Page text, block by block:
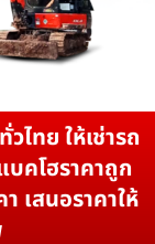
ไทย ให้เช่ารถ
บคโฮราคาถูก
เสนอราคาให้